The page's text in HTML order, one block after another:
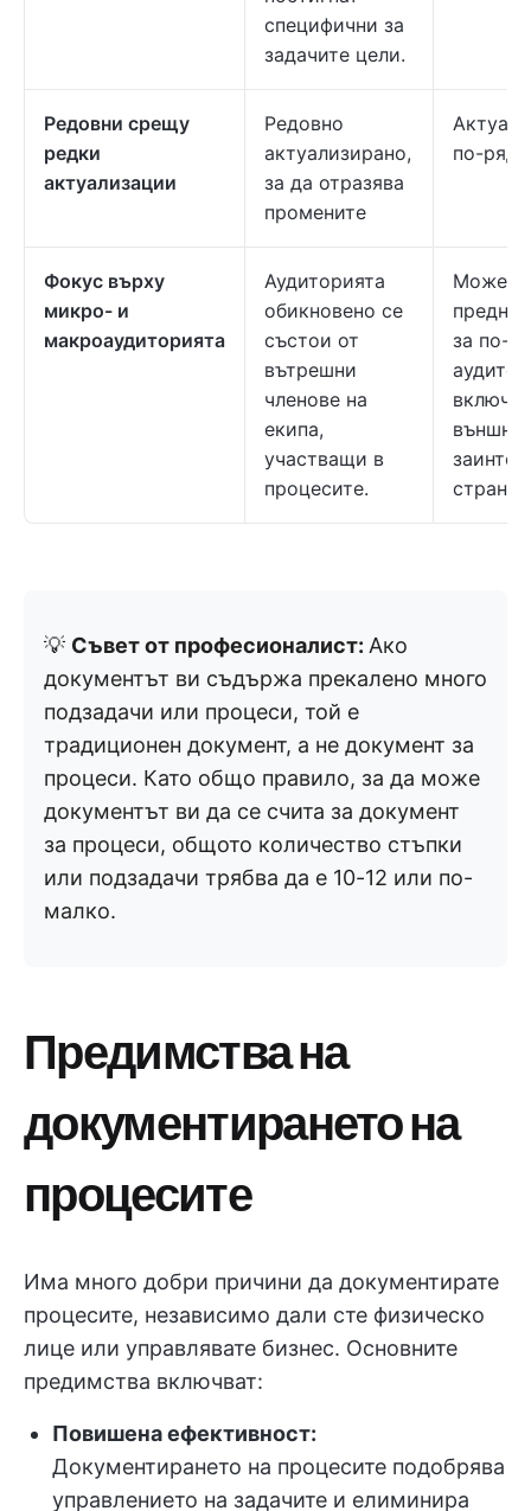
специфични за
задачите цели.
Редовни срещу
редки
актуализации
Редовно
актуализирано,
за да отразява
промените
по-
Фокус върху
микро- и
макроаудиторията
Аудиторията
обикновено се
състои от
вътрешни
членове на
екипа,
участващи в
процесите.
Може
за по-
външни
страни.
💡 Съвет от професионалист: Ако
документът ви съдържа прекалено много
подзадачи или процеси, той е
традиционен документ, а не документ за
процеси. Като общо правило, за да може
документът ви да се счита за документ
за процеси, общото количество стъпки
или подзадачи трябва да е 10-12 или по-
малко.
Предимства на
документирането на
процесите
Има много добри причини да документирате
процесите, независимо дали сте физическо
лице или управлявате бизнес. Основните
предимства включват:
Повишена ефективност:
Документирането на процесите подобрява
управлението на задачите и елиминира